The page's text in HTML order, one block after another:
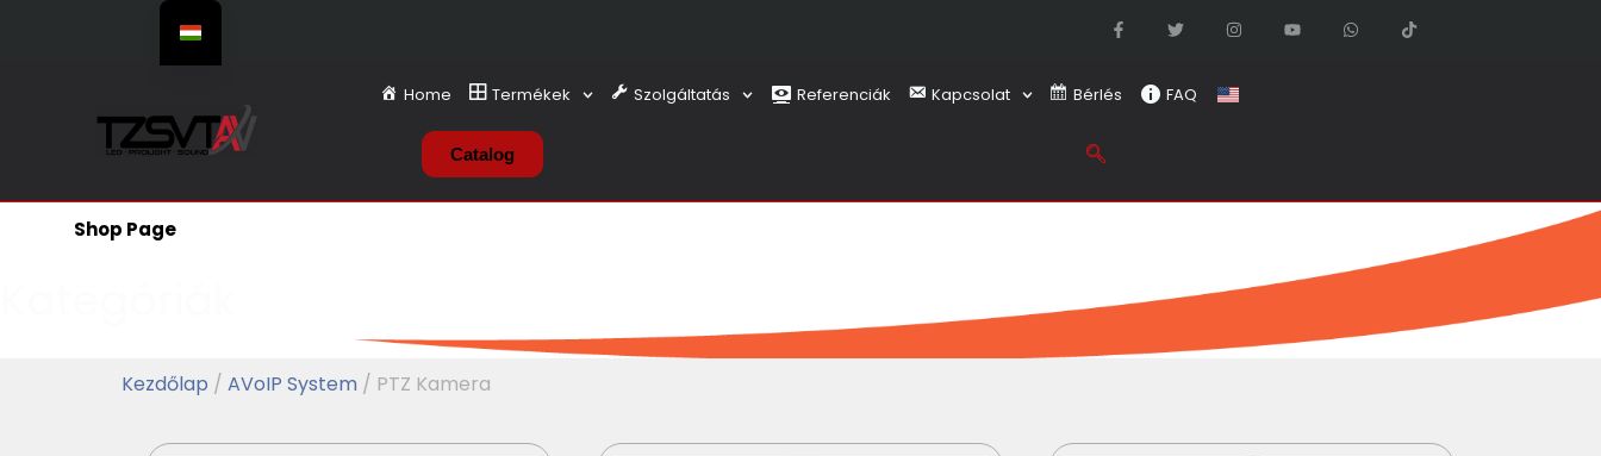
Home Termékek Szolgáltatás Referenciák Kapcsolat Bérlés FAQ
Catalog
Shop Page
Kezdőlap / AVoIP System / PTZ Kamera